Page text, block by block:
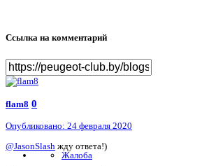
Ссылка на комментарий
flam8 0
Опубликовано: 24 февраля 2020
Жалоба
@JasonSlash жду ответа!)